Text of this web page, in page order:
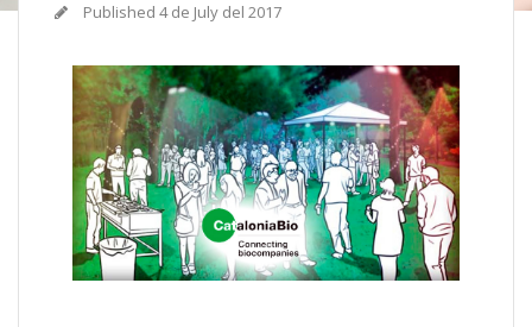
Published 4 de July del 2017